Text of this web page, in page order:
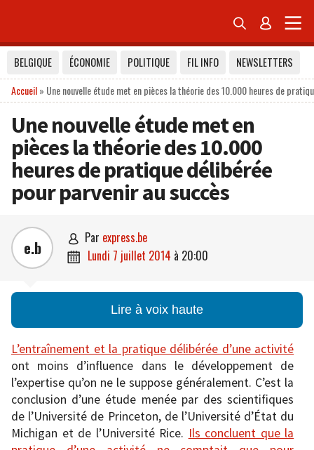
 
BELGIQUE ÉCONOMIE POLITIQUE FIL INFO
NEWSLETTERS
Accueil» Une nouvelle étude met en pièces la théorie des 10.000 heures de
Une nouvelle étude met en
pièces la théorie des 10.000
heures de pratique délibérée
pour parvenir au succès
e.b  par express.be
 lundi 7 juillet 2014 à 20:00
Lire à voix haute
L’entraînement et la pratique délibérée d’une activité
ont moins d’influence dans le développement de
l’expertise qu’on ne le suppose généralement. C’est la
conclusion d’une étude menée par des scientifiques
de l’Université de Princeton, de l’Université d’État du
Michigan et de l’Université Rice. Ils concluent que la